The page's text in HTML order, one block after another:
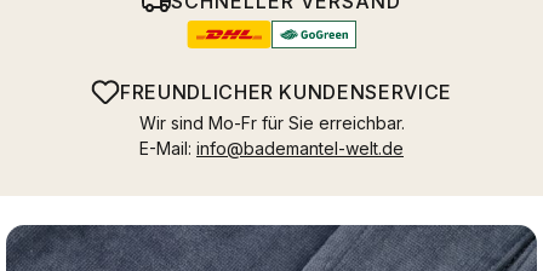
FREUNDLICHER KUNDENSERVICE
Wir sind Mo-Fr für Sie erreichbar.
E-Mail: info@bademantel-welt.de